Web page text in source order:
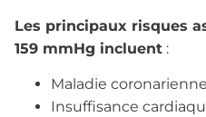
Les principaux risques
159 mmHg incluent :
Maladie coronarienne
Insuffisance